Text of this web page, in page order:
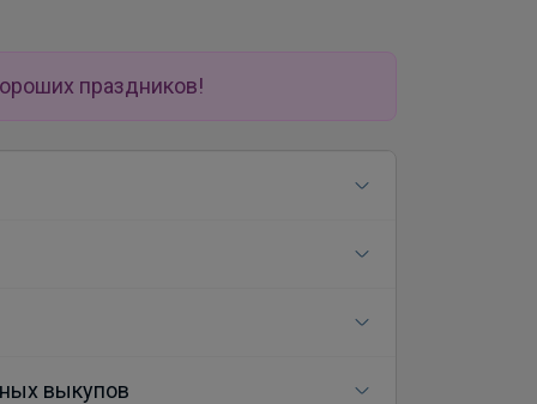
праздников!
выкупов